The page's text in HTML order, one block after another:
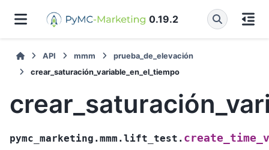
0.19.2
API mmm
prueba_de_elevación
crear_saturación_variable_en_el_tiempo
pymc_marketing.mmm.lift_test.